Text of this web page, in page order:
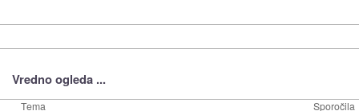
Vredno ogleda ...
Tema Sporočila